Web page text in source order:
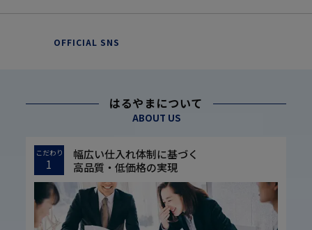
OFFICIAL SNS
はるやまについて
ABOUT US
こだわり
1
幅広い仕入れ体制に基づく
高品質・低価格の実現